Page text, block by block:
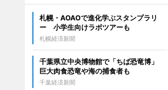
札幌・AOAOで進化学ぶスタンプラリ
ー 小学生向けラボツアーも
札幌経済新聞
千葉県立中央博物館で「ちば恐竜博」
巨大肉食恐竜や海の捕食者も
千葉経済新聞